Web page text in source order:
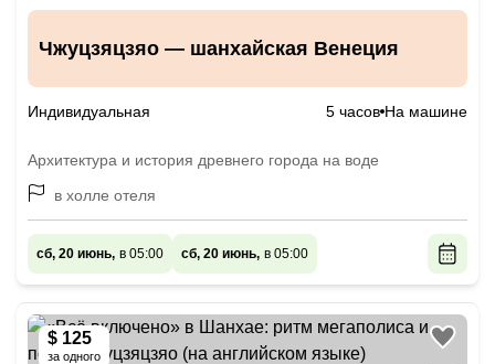
Чжуцзяцзяо — шанхайская Венеция
Индивидуальная 5 часов На машине
Архитектура и история древнего города на воде
в холле отеля
сб, 20 июнь, в 05:00 сб, 20 июнь, в 05:00
$ 125
за одного